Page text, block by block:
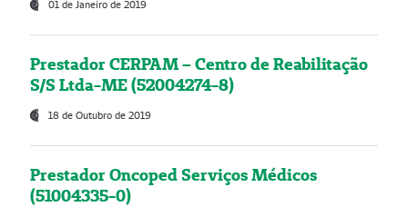
01 de Janeiro de 2019
Prestador CERPAM – Centro de Reabilitação
S/S Ltda-ME (52004274-8)
18 de Outubro de 2019
Prestador Oncoped Serviços Médicos
(51004335-0)